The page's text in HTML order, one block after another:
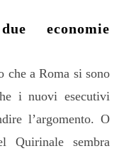
economie
che a Roma si sono
i nuovi esecutivi
l’argomento. O
Quirinale sembra